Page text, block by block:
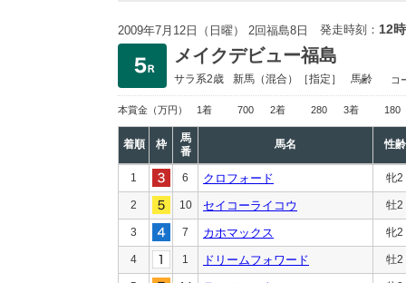
2009年7月12日（日曜） 2回福島8日 発走時刻： 12
メイクデビュー福島
サラ系2歳 新馬 （混合）［指定］ 馬齢 コ
本賞金 （万円） 1着 700 2着 280 3着 180
着順 枠
馬
番
馬名 性齢
1 6 クロフォード 牝2
2 10 セイコーライコウ 牡2
3 7 カホマックス 牝2
4 1 ドリームフォワード 牡2